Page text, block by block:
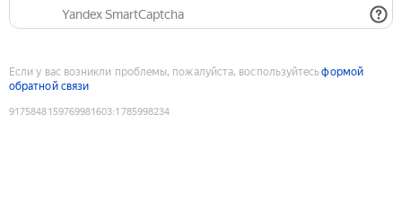
Yandex SmartCaptcha
Если у вас возникли проблемы, пожалуйста, воспользуйтесьформой
обратной связи
9175848159769981603:1785998234